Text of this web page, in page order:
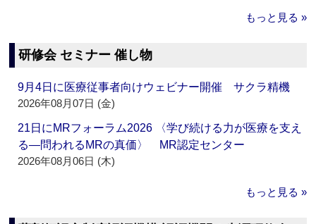
もっと見る »
研修会 セミナー 催し物
9月4日に医療従事者向けウェビナー開催 サクラ精機
2026年08月07日 (金)
21日にMRフォーラム2026 〈学び続ける力が医療を支え
る―問われるMRの真価〉 MR認定センター
2026年08月06日 (木)
もっと見る »